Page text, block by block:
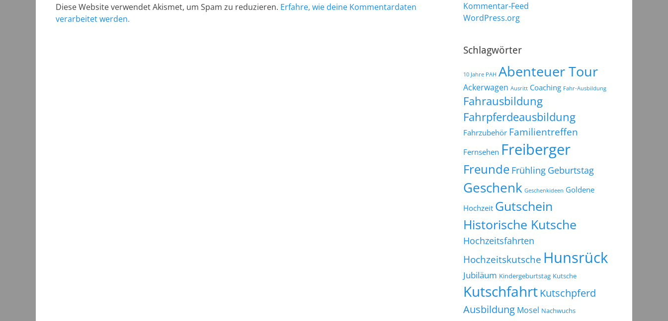
Diese Website verwendet Akismet, um Spam zu reduzieren. Erfahre, wie deine Kommentardaten
verarbeitet werden.
Kommentar-Feed
WordPress.org
Schlagwörter
10 Jahre PAH Abenteuer Tour
Ackerwagen Ausritt Coaching Fahr-Ausbildung
Fahrausbildung
Fahrpferdeausbildung
Fahrzubehör Familientreffen
Fernsehen Freiberger
Freunde Frühling Geburtstag
Geschenk Geschenkideen Goldene
Hochzeit Gutschein
Historische Kutsche
Hochzeitsfahrten
Hochzeitskutsche Hunsrück
Jubiläum Kindergeburtstag Kutsche
Kutschfahrt Kutschpferd
Ausbildung Mosel Nachwuchs